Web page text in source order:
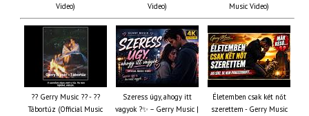
Video)
Video)
Music Video)
?? Gerry Music ?? - ??
Tábortűz (Official Music
Szeress úgy, ahogy itt
vagyok ?✨ – Gerry Music |
Életemben csak két nőt
szerettem - Gerry Music